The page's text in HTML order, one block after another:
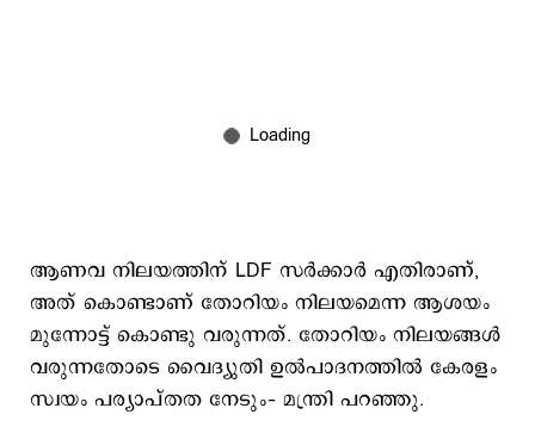
ആണവ നിലയത്തിന് LDF സർക്കാർ എതിരാണ്,
അത് കൊണ്ടാണ് തോറിയം നിലയമെന്ന ആശയം
മുന്നോട്ട് കൊണ്ടു വരുന്നത്. തോറിയം നിലയങ്ങൾ
വരുന്നതോടെ വൈദ്യുതി ഉൽപാദനത്തിൽ കേരളം
സ്വയം പര്യാപ്തത നേടും– മന്ത്രി പറഞ്ഞു.